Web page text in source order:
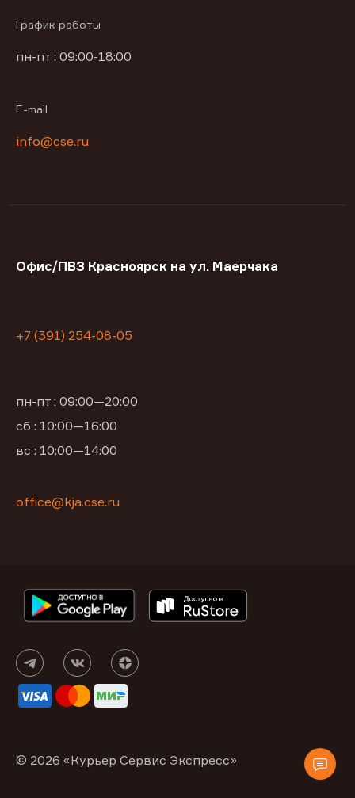
График работы
пн-пт : 09:00-18:00
E-mail
info@cse.ru
Офис/ПВЗ Красноярск на ул. Маерчака
+7 (391) 254-08-05
пн-пт : 09:00—20:00
сб : 10:00—16:00
вс : 10:00—14:00
office@kja.cse.ru
© 2026 «Курьер Сервис Экспресс»